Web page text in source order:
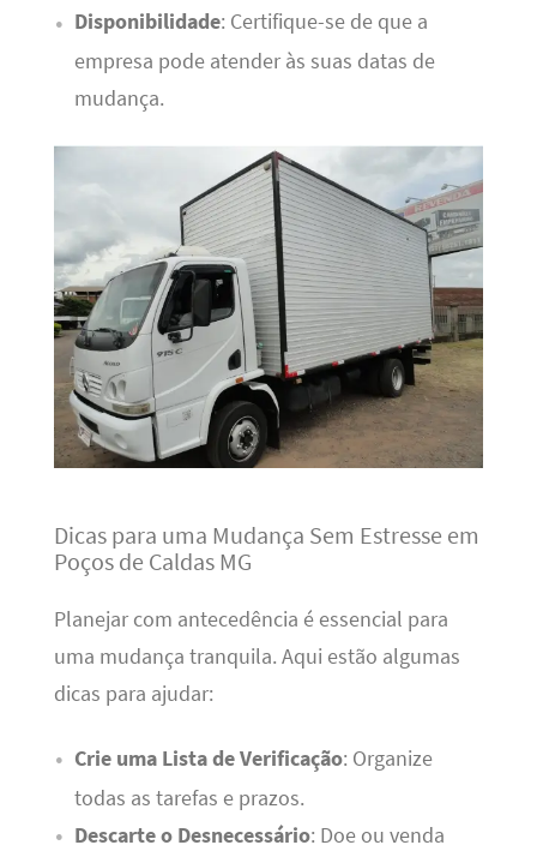
Disponibilidade: Certifique-se de que a
empresa pode atender às suas datas de
mudança.
Dicas para uma Mudança Sem Estresse em
Poços de Caldas MG
Planejar com antecedência é essencial para
uma mudança tranquila. Aqui estão algumas
dicas para ajudar:
Crie uma Lista de Verificação: Organize
todas as tarefas e prazos.
Descarte o Desnecessário: Doe ou venda